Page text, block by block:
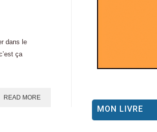
dans le
ça
READ MORE
MON LIVRE